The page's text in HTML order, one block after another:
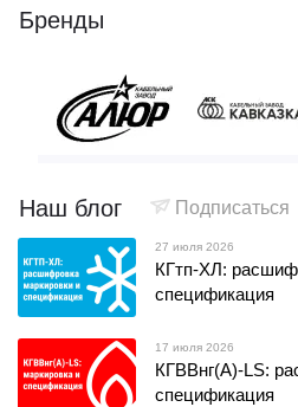
Бренды
Наш блог Подписаться
27 июля 2026
КГтп-ХЛ:
спецификация
17 июля 2026
КГВВнг(А)-LS:
спецификация